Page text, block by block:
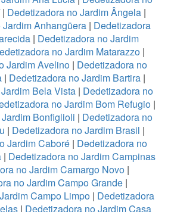
| Dedetizadora no Jardim Ângela|
Anhangüera | Dedetizadora
| Dedetizadora no Jardim
no Jardim Matarazzo|
Jardim Avelino | Dedetizadora no
| Dedetizadora no Jardim Bartira |
Bela Vista| Dedetizadora no
no Jardim Bom Refugio|
Bonfiglioli | Dedetizadora no
| Dedetizadora no Jardim Brasil |
Jardim Caboré| Dedetizadora no
| Dedetizadora no Jardim Campinas
no Jardim Camargo Novo |
no Jardim Campo Grande|
Campo Limpo | Dedetizadora
| Dedetizadora no Jardim Casa